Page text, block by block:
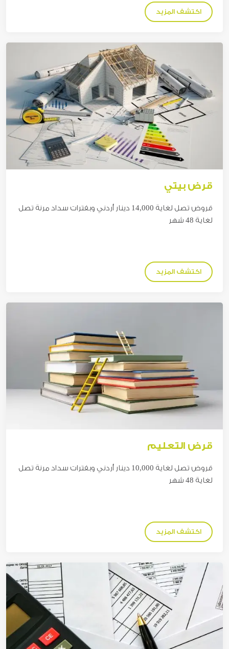
اكتشف المزيد
قرض بيتي
قروض تصل لغاية 14,000 دينار
أردني وبفترات سداد مرنة تصل
لغاية 48 شهر
اكتشف المزيد
قرض التعليم
قروض تصل لغاية 10,000 دينار أردني وبفترات سداد مرنة تصل
لغاية 48 شهر
اكتشف المزيد